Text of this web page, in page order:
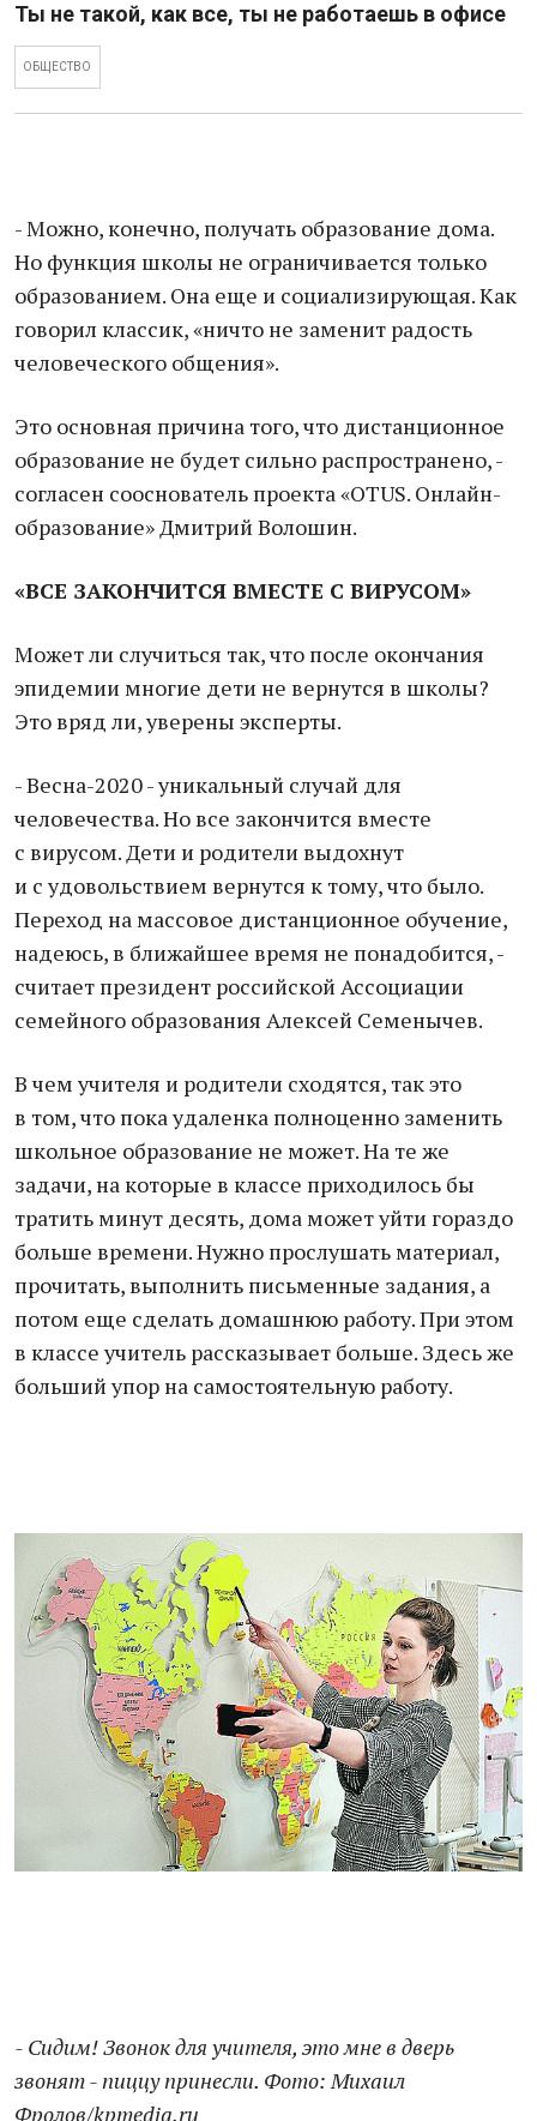
Ты не такой, как все, ты не работаешь в офисе
ОБЩЕСТВО
- Можно, конечно, получать образование дома.
Но функция школы не ограничивается только
образованием. Она еще и социализирующая. Как
говорил классик, «ничто не заменит радость
человеческого общения».
Это основная причина того, что дистанционное
образование не будет сильно распространено, -
согласен сооснователь проекта «OTUS. Онлайн-
образование» Дмитрий Волошин.
«ВСЕ ЗАКОНЧИТСЯ ВМЕСТЕ С ВИРУСОМ»
Может ли случиться так, что после окончания
эпидемии многие дети не вернутся в школы?
Это вряд ли, уверены эксперты.
- Весна-2020 - уникальный случай для
человечества. Но все закончится вместе
с вирусом. Дети и родители выдохнут
и с удовольствием вернутся к тому, что было.
Переход на массовое дистанционное обучение,
надеюсь, в ближайшее время не понадобится, -
считает президент российской Ассоциации
семейного образования Алексей Семенычев.
В чем учителя и родители сходятся, так это
в том, что пока удаленка полноценно заменить
школьное образование не может. На те же
задачи, на которые в классе приходилось бы
тратить минут десять, дома может уйти гораздо
больше времени. Нужно прослушать материал,
прочитать, выполнить письменные задания, а
потом еще сделать домашнюю работу. При этом
в классе учитель рассказывает больше. Здесь же
больший упор на самостоятельную работу.
- Сидим! Звонок для учителя, это мне в дверь
звонят - пиццу принесли. Фото: Михаил
Фролов/kpmedia.ru